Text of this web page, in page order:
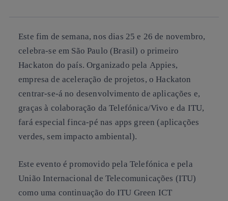
Este fim de semana, nos dias 25 e 26 de novembro,
celebra-se em São Paulo (Brasil) o primeiro
Hackaton do país. Organizado pela Appies,
empresa de aceleração de projetos, o Hackaton
centrar-se-á no desenvolvimento de aplicações e,
graças à colaboração da Telefónica/Vivo e da ITU,
fará especial finca-pé nas apps green (aplicações
verdes, sem impacto ambiental).
Este evento é promovido pela Telefónica e pela
União Internacional de Telecomunicações (ITU)
como uma continuação do ITU Green ICT